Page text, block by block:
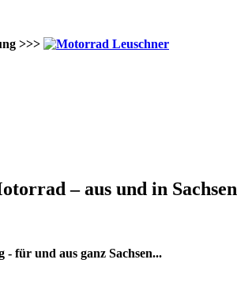
>>>
– aus und in Sachsen
für und aus ganz Sachsen...